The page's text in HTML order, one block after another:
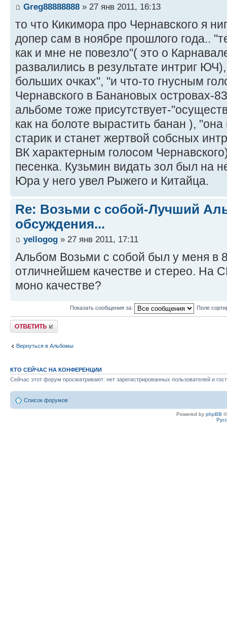
Greg88888888 » 27 янв 2011, 16:13
то что Кикимора про Чернавского я
допер сам в ноябре прошлого года..
как и мне не повезло"( это о
развалились в результате интриг
больших очках", "и что-то гнусным
Чернавского в Банановых островах-
альбоме тоже присутствует-
как на болоте вырастить банан ), "она
старик и станет жертвой собсных
ВК характерным голосом
песенка. Кузьмин видать зол был на
Юра у него увел Рыжего и Китайца.
Re: Возьми с собой-Лучший
обсуждения...
yellogog » 27 янв 2011, 17:11
Альбом Возьми с собой был у меня в
отличнейшем качестве и стерео. На
моно качестве?
Показать сообщения за: Поле
Ответить
Вернуться в Альбомы
КТО СЕЙЧАС НА КОНФЕРЕНЦИИ
Сейчас этот форум просматривают: нет зарегистрированных пользователей и
Список форумов
Powered by phpBB